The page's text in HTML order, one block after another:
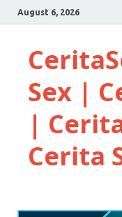
August 6, 2026
Sex |
|
Cerita